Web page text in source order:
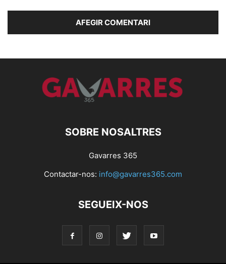
SOBRE NOSALTRES
Gavarres 365
Contactar-nos: info@gavarres365.com
SEGUEIX-NOS